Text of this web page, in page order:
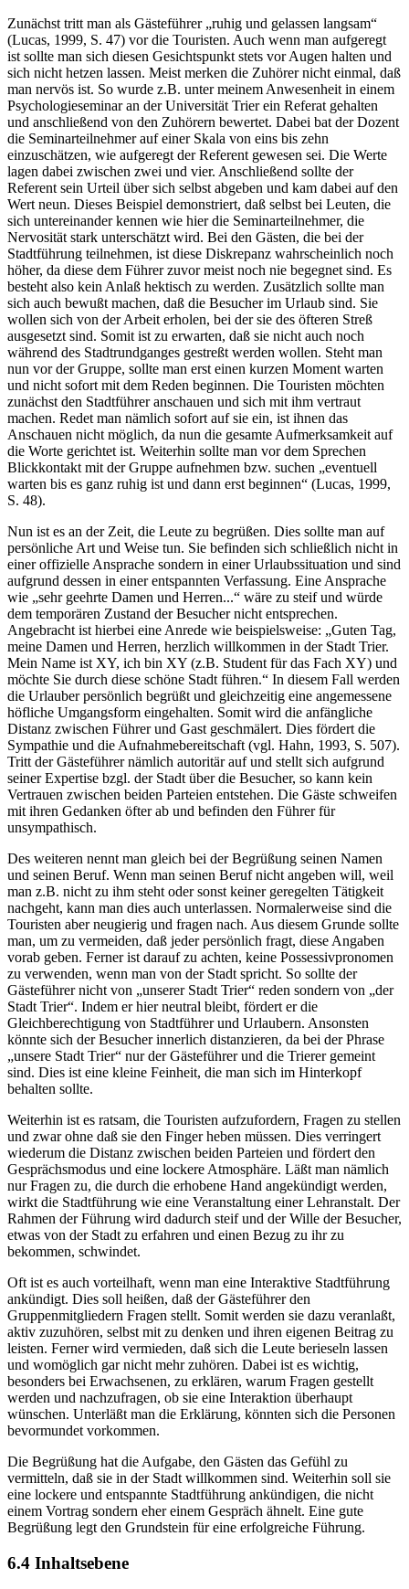
Zunächst tritt man als Gästeführer „ruhig und gelassen langsam“
(Lucas, 1999, S. 47) vor die Touristen. Auch wenn man aufgeregt
ist sollte man sich diesen Gesichtspunkt stets vor Augen halten und
sich nicht hetzen lassen. Meist merken die Zuhörer nicht einmal, daß
man nervös ist. So wurde z.B. unter meinem Anwesenheit in einem
Psychologieseminar an der Universität Trier ein Referat gehalten
und anschließend von den Zuhörern bewertet. Dabei bat der Dozent
die Seminarteilnehmer auf einer Skala von eins bis zehn
einzuschätzen, wie aufgeregt der Referent gewesen sei. Die Werte
lagen dabei zwischen zwei und vier. Anschließend sollte der
Referent sein Urteil über sich selbst abgeben und kam dabei auf den
Wert neun. Dieses Beispiel demonstriert, daß selbst bei Leuten, die
sich untereinander kennen wie hier die Seminarteilnehmer, die
Nervosität stark unterschätzt wird. Bei den Gästen, die bei der
Stadtführung teilnehmen, ist diese Diskrepanz wahrscheinlich noch
höher, da diese dem Führer zuvor meist noch nie begegnet sind. Es
besteht also kein Anlaß hektisch zu werden. Zusätzlich sollte man
sich auch bewußt machen, daß die Besucher im Urlaub sind. Sie
wollen sich von der Arbeit erholen, bei der sie des öfteren Streß
ausgesetzt sind. Somit ist zu erwarten, daß sie nicht auch noch
während des Stadtrundganges gestreßt werden wollen. Steht man
nun vor der Gruppe, sollte man erst einen kurzen Moment warten
und nicht sofort mit dem Reden beginnen. Die Touristen möchten
zunächst den Stadtführer anschauen und sich mit ihm vertraut
machen. Redet man nämlich sofort auf sie ein, ist ihnen das
Anschauen nicht möglich, da nun die gesamte Aufmerksamkeit auf
die Worte gerichtet ist. Weiterhin sollte man vor dem Sprechen
Blickkontakt mit der Gruppe aufnehmen bzw. suchen „eventuell
warten bis es ganz ruhig ist und dann erst beginnen“ (Lucas, 1999,
S. 48).
Nun ist es an der Zeit, die Leute zu begrüßen. Dies sollte man auf
persönliche Art und Weise tun. Sie befinden sich schließlich nicht in
einer offizielle Ansprache sondern in einer Urlaubssituation und sind
aufgrund dessen in einer entspannten Verfassung. Eine Ansprache
wie „sehr geehrte Damen und Herren...“ wäre zu steif und würde
dem temporären Zustand der Besucher nicht entsprechen.
Angebracht ist hierbei eine Anrede wie beispielsweise: „Guten Tag,
meine Damen und Herren, herzlich willkommen in der Stadt Trier.
Mein Name ist XY, ich bin XY (z.B. Student für das Fach XY) und
möchte Sie durch diese schöne Stadt führen.“ In diesem Fall werden
die Urlauber persönlich begrüßt und gleichzeitig eine angemessene
höfliche Umgangsform eingehalten. Somit wird die anfängliche
Distanz zwischen Führer und Gast geschmälert. Dies fördert die
Sympathie und die Aufnahmebereitschaft (vgl. Hahn, 1993, S. 507).
Tritt der Gästeführer nämlich autoritär auf und stellt sich aufgrund
seiner Expertise bzgl. der Stadt über die Besucher, so kann kein
Vertrauen zwischen beiden Parteien entstehen. Die Gäste schweifen
mit ihren Gedanken öfter ab und befinden den Führer für
unsympathisch.
Des weiteren nennt man gleich bei der Begrüßung seinen Namen
und seinen Beruf. Wenn man seinen Beruf nicht angeben will, weil
man z.B. nicht zu ihm steht oder sonst keiner geregelten Tätigkeit
nachgeht, kann man dies auch unterlassen. Normalerweise sind die
Touristen aber neugierig und fragen nach. Aus diesem Grunde sollte
man, um zu vermeiden, daß jeder persönlich fragt, diese Angaben
vorab geben. Ferner ist darauf zu achten, keine Possessivpronomen
zu verwenden, wenn man von der Stadt spricht. So sollte der
Gästeführer nicht von „unserer Stadt Trier“ reden sondern von „der
Stadt Trier“. Indem er hier neutral bleibt, fördert er die
Gleichberechtigung von Stadtführer und Urlaubern. Ansonsten
könnte sich der Besucher innerlich distanzieren, da bei der Phrase
„unsere Stadt Trier“ nur der Gästeführer und die Trierer gemeint
sind. Dies ist eine kleine Feinheit, die man sich im Hinterkopf
behalten sollte.
Weiterhin ist es ratsam, die Touristen aufzufordern, Fragen zu stellen
und zwar ohne daß sie den Finger heben müssen. Dies verringert
wiederum die Distanz zwischen beiden Parteien und fördert den
Gesprächsmodus und eine lockere Atmosphäre. Läßt man nämlich
nur Fragen zu, die durch die erhobene Hand angekündigt werden,
wirkt die Stadtführung wie eine Veranstaltung einer Lehranstalt. Der
Rahmen der Führung wird dadurch steif und der Wille der Besucher,
etwas von der Stadt zu erfahren und einen Bezug zu ihr zu
bekommen, schwindet.
Oft ist es auch vorteilhaft, wenn man eine Interaktive Stadtführung
ankündigt. Dies soll heißen, daß der Gästeführer den
Gruppenmitgliedern Fragen stellt. Somit werden sie dazu veranlaßt,
aktiv zuzuhören, selbst mit zu denken und ihren eigenen Beitrag zu
leisten. Ferner wird vermieden, daß sich die Leute berieseln lassen
und womöglich gar nicht mehr zuhören. Dabei ist es wichtig,
besonders bei Erwachsenen, zu erklären, warum Fragen gestellt
werden und nachzufragen, ob sie eine Interaktion überhaupt
wünschen. Unterläßt man die Erklärung, könnten sich die Personen
bevormundet vorkommen.
Die Begrüßung hat die Aufgabe, den Gästen das Gefühl zu
vermitteln, daß sie in der Stadt willkommen sind. Weiterhin soll sie
eine lockere und entspannte Stadtführung ankündigen, die nicht
einem Vortrag sondern eher einem Gespräch ähnelt. Eine gute
Begrüßung legt den Grundstein für eine erfolgreiche Führung.
6.4 Inhaltsebene